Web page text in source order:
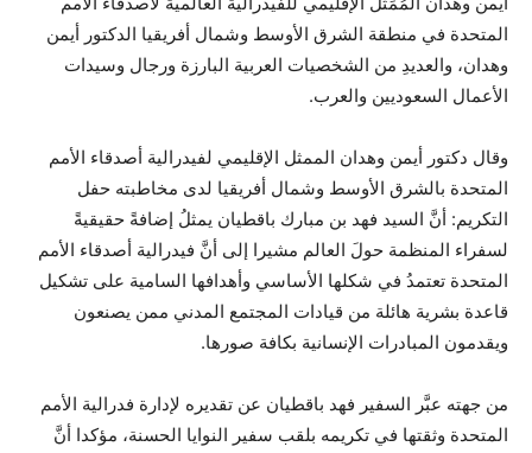
المتحدة في منطقة الشرق الأوسط وشمال أفريقيا الدكتور أيمن
وهدان، والعديدِ من الشخصيات العربية البارزة ورجال وسيدات
الأعمال السعوديين والعرب.
وقال دكتور أيمن وهدان الممثل الإقليمي لفيدرالية أصدقاء الأمم
المتحدة بالشرق الأوسط وشمال أفريقيا لدى مخاطبته حفل
التكريم: أنَّ السيد فهد بن مبارك باقطيان يمثلُ إضافةً حقيقيةً
لسفراء المنظمة حولَ العالم مشيرا إلى أنَّ فيدرالية أصدقاء الأمم
المتحدة تعتمدُ في شكلها الأساسي وأهدافها السامية على تشكيل
قاعدة بشرية هائلة من قيادات المجتمع المدني ممن يصنعون
ويقدمون المبادرات الإنسانية بكافة صورها.
من جهته عبَّر السفير فهد باقطيان عن تقديره لإدارة فدرالية الأمم
المتحدة وثقتها في تكريمه بلقب سفير النوايا الحسنة، مؤكدا أنَّ